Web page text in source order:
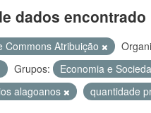
dados encontrado
Commons Atribuição
Grupos: Economia e
alagoanos
quantidade